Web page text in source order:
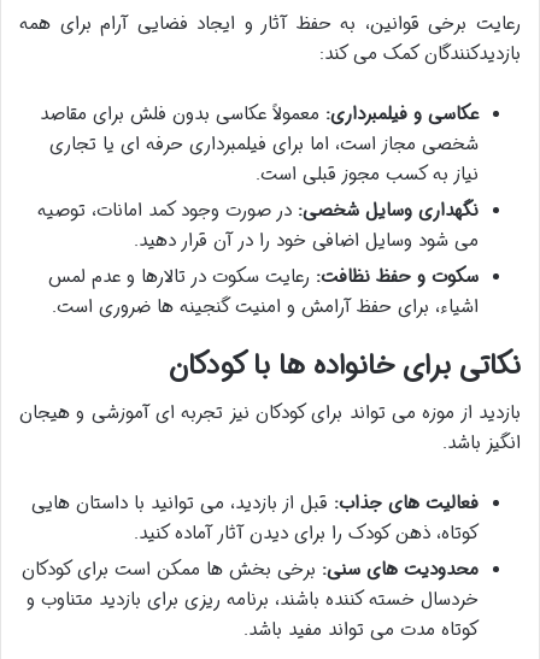
رعایت برخی قوانین، به حفظ آثار و ایجاد فضایی آرام برای همه
بازدیدکنندگان کمک می کند:
عکاسی و فیلمبرداری: معمولاً عکاسی بدون فلش برای مقاصد
شخصی مجاز است، اما برای فیلمبرداری حرفه ای یا تجاری
نیاز به کسب مجوز قبلی است.
نگهداری وسایل شخصی: در صورت وجود کمد امانات، توصیه
می شود وسایل اضافی خود را در آن قرار دهید.
سکوت و حفظ نظافت: رعایت سکوت در تالارها و عدم لمس
اشیاء، برای حفظ آرامش و امنیت گنجینه ها ضروری است.
نکاتی برای خانواده ها با کودکان
بازدید از موزه می تواند برای کودکان نیز تجربه ای آموزشی و هیجان
انگیز باشد.
فعالیت های جذاب: قبل از بازدید، می توانید با داستان هایی
کوتاه، ذهن کودک را برای دیدن آثار آماده کنید.
محدودیت های سنی: برخی بخش ها ممکن است برای کودکان
خردسال خسته کننده باشند، برنامه ریزی برای بازدید متناوب و
کوتاه مدت می تواند مفید باشد.